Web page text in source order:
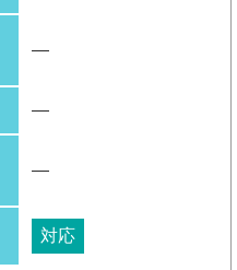
―
―
―
対応